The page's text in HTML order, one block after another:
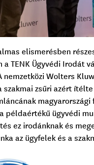
elismerésben
a TENK Ügyvédi Irodát
nemzetközi Wolters
szakmai zsűri azért
példaértékű ügyvédi
ez irodánknak és
az ügyfelek és a